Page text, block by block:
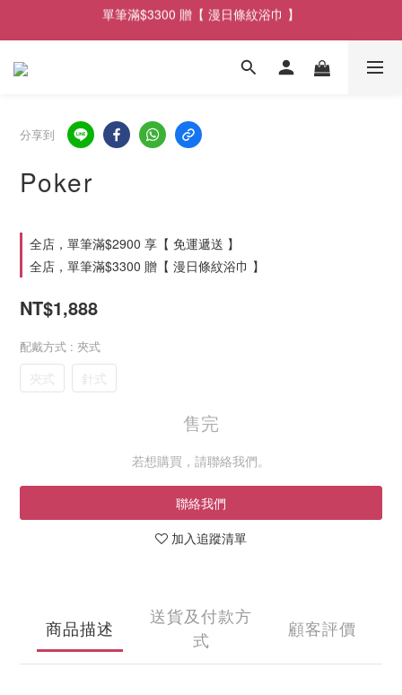
單筆滿$2900享【 免運遞送 】
單筆滿$3300 贈【 漫日條紋浴巾 】
單筆滿$2900享【 免運遞送 】
分享到
Poker
全店，單筆滿$2900 享【 免運遞送 】
全店，單筆滿$3300 贈【 漫日條紋浴巾 】
NT$1,888
配戴方式 : 夾式
夾式 針式
售完
若想購買，請聯絡我們。
聯絡我們
加入追蹤清單
商品描述
送貨及付款方
式
顧客評價